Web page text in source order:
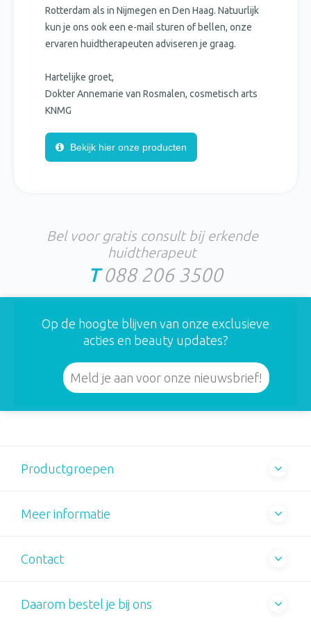
Rotterdam als in Nijmegen en Den Haag. Natuurlijk
kun je ons ook een e-mail sturen of bellen, onze
ervaren huidtherapeuten adviseren je graag.
Hartelijke groet,
Dokter Annemarie van Rosmalen, cosmetisch arts
KNMG
Bekijk hier onze producten
Bel voor gratis consult bij erkende
huidtherapeut
T088 206 3500
Op de hoogte blijven van onze exclusieve
acties en beauty updates?
Meld je aan voor onze nieuwsbrief!
Productgroepen
Meer informatie
Contact
Daarom bestel je bij ons